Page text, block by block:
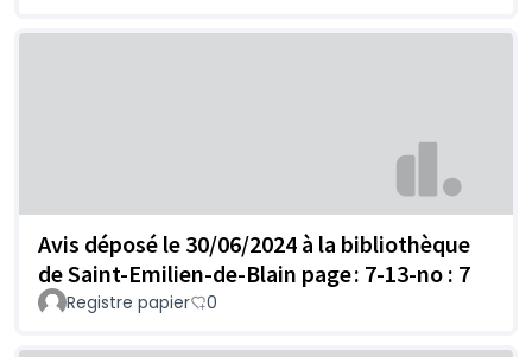
Avis déposé le 30/06/2024 à la bibliothèque
de Saint-Emilien-de-Blain page : 7-13-no : 7
Registre papier 0